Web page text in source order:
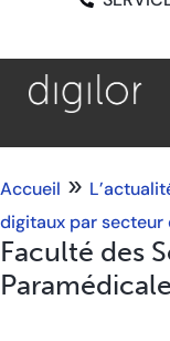
Accueil »
digitaux par secteur
Faculté des